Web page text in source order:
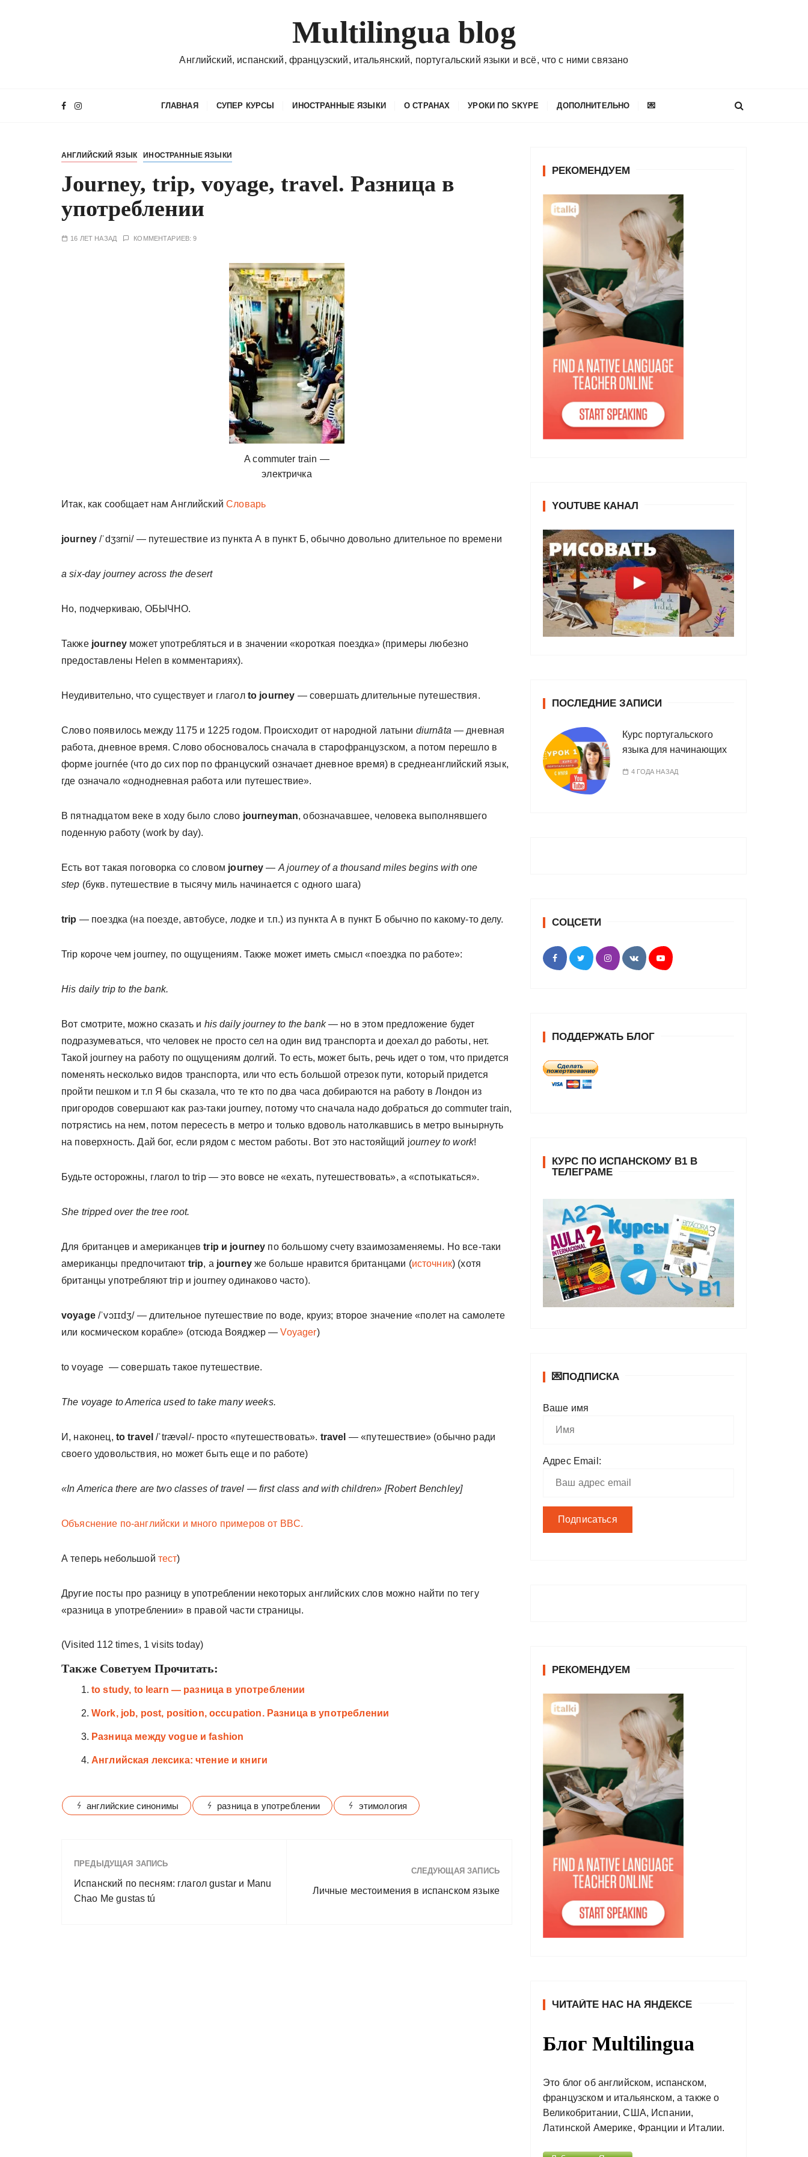
Multilingua blog
Английский, испанский, французский, итальянский, португальский языки и всё, что с ними связано
ГЛАВНАЯ СУПЕР КУРСЫ ИНОСТРАННЫЕ ЯЗЫКИ О СТРАНАХ УРОКИ ПО SKYPE ДОПОЛНИТЕЛЬНО 💌
АНГЛИЙСКИЙ ЯЗЫК ИНОСТРАННЫЕ ЯЗЫКИ
Journey, trip, voyage, travel. Разница в
употреблении
16 ЛЕТ НАЗАД КОММЕНТАРИЕВ: 9
A commuter train —
электричка
Итак, как сообщает нам АнглийскийСловарь
journey /ˈdʒɜrni/ — путешествие из пункта А в пункт Б, обычно довольно длительное по времени
a six-day journey across the desert
Но, подчеркиваю, ОБЫЧНО.
Также journeyможет употребляться и в значении «короткая поездка» (примеры любезно
предоставлены Helen в комментариях).
Неудивительно, что существует и глагол to journey — совершать длительные путешествия.
Слово появилось между 1175 и 1225 годом. Происходит от народной латыни diurnāta — дневная
работа, дневное время. Слово обосновалось сначала в старофранцузском, а потом перешло в
форме journée (что до сих пор по француский означает дневное время) в среднеанглийский язык,
где означало «однодневная работа или путешествие».
В пятнадцатом веке в ходу было слово journeyman, обозначавшее, человека выполнявшего
поденную работу (work by day).
Есть вот такая поговорка со словом journey — A journey of a thousand miles begins with one
step (букв. путешествие в тысячу миль начинается с одного шага)
trip — поездка (на поезде, автобусе, лодке и т.п.) из пункта А в пункт Б обычно по какому-то делу.
Trip короче чем journey, по ощущениям. Также может иметь смысл «поездка по работе»:
His daily trip to the bank.
Вот смотрите, можно сказать и his daily journey to the bank— но в этом предложение будет
подразумеваться, что человек не просто сел на один вид транспорта и доехал до работы, нет.
Такой journey на работу по ощущениям долгий. То есть, может быть, речь идет о том, что придется
поменять несколько видов транспорта, или что есть большой отрезок пути, который придется
пройти пешком и т.п Я бы сказала, что те кто по два часа добираются на работу в Лондон из
пригородов совершают как раз-таки journey, потому что сначала надо добраться до commuter train,
потрястись на нем, потом пересесть в метро и только вдоволь натолкавшись в метро вынырнуть
на поверхность. Дай бог, если рядом с местом работы. Вот это настояйщий journey to work!
Будьте осторожны, глагол to trip — это вовсе не «ехать, путешествовать», а «спотыкаться».
She tripped over the tree root.
Для британцев и американцевtrip и journey по большому счету взаимозаменяемы. Но все-таки
американцы предпочитают trip, а journeyже больше нравится британцами (источник) (хотя
британцы употребляют trip и journey одинаково часто).
voyage/ˈvɔɪɪdʒ/ — длительное путешествие по воде, круиз; второе значение «полет на самолете
или космическом корабле» (отсюда Вояджер —Voyager)
to voyage — совершать такое путешествие.
The voyage to America used to take many weeks.
И, наконец, to travel /ˈtrævəl/- просто «путешествовать». travel — «путешествие» (обычно ради
своего удовольствия, но может быть еще и по работе)
«In America there are two classes of travel — first class and with children» [Robert Benchley]
Объяснение по-английски и много примеров от BBC.
А теперь небольшой тест)
Другие посты про разницу в употреблении некоторых английских слов можно найти по тегу
«разница в употреблении» в правой части страницы.
(Visited 112 times, 1 visits today)
Также Советуем Прочитать:
to study, to learn — разница в употреблении
Work, job, post, position, occupation. Разница в употреблении
Разница между vogue и fashion
Английская лексика: чтение и книги
английские синонимы разница в употреблении этимология
ПРЕДЫДУЩАЯ ЗАПИСЬ
Испанский по песням: глагол gustar и Manu
Chao Me gustas tú
СЛЕДУЮЩАЯ ЗАПИСЬ
Личные местоимения в испанском языке
РЕКОМЕНДУЕМ
YOUTUBE КАНАЛ
ПОСЛЕДНИЕ ЗАПИСИ
Курс португальского
языка для начинающих
4 ГОДА НАЗАД
СОЦСЕТИ
ПОДДЕРЖАТЬ БЛОГ
КУРС ПО ИСПАНСКОМУ В1 В
ТЕЛЕГРАМЕ
💌ПОДПИСКА
Ваше имя
Адрес Email:
РЕКОМЕНДУЕМ
ЧИТАЙТЕ НАС НА ЯНДЕКСЕ
Блог Multilingua
Это блог об английском, испанском,
французском и итальянском, а также о
Великобритании, США, Испании,
Латинской Америке, Франции и Италии.